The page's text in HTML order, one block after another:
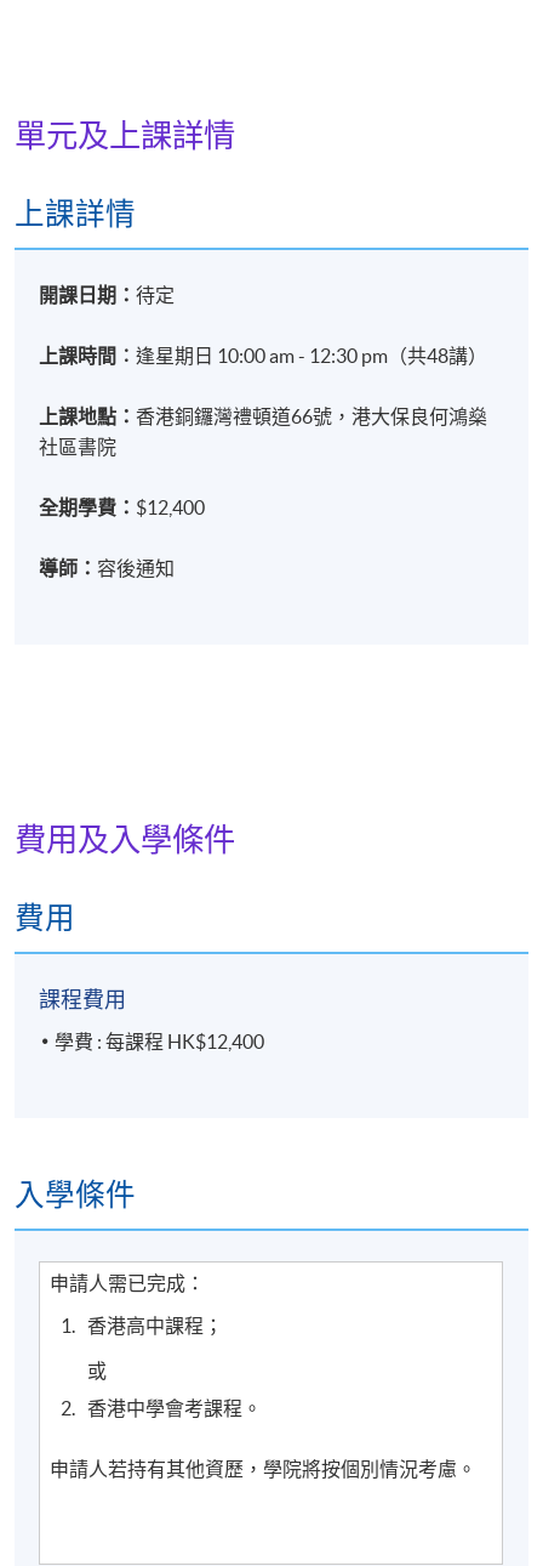
港大保良何鴻燊社區書院
單元及上課詳情
上課詳情
開課日期：待定
上課時間︰逢星期日 10:00 am - 12:30 pm（共48講）
上課地點：香港銅鑼灣禮頓道66號，港大保良何鴻燊
社區書院
全期學費： $12,400
導師： 容後通知
費用及入學條件
費用
課程費用
學費 : 每課程 HK$12,400
入學條件
申請人需已完成：
香港高中課程；
或
香港中學會考課程。
申請人若持有其他資歷，學院將按個別情況考慮。